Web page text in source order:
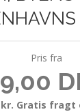
Pris fra
Gratis fragt